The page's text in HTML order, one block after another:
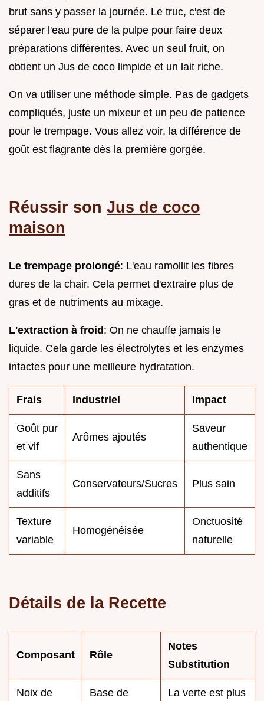
brut sans y passer la journée. Le truc, c'est de
séparer l'eau pure de la pulpe pour faire deux
préparations différentes. Avec un seul fruit, on
obtient un Jus de coco limpide et un lait riche.
On va utiliser une méthode simple. Pas de gadgets
compliqués, juste un mixeur et un peu de patience
pour le trempage. Vous allez voir, la différence de
goût est flagrante dès la première gorgée.
Réussir son Jus de coco
maison
Le trempage prolongé: L'eau ramollit les fibres
dures de la chair. Cela permet d'extraire plus de
gras et de nutriments au mixage.
L'extraction à froid: On ne chauffe jamais le
liquide. Cela garde les électrolytes et les enzymes
intactes pour une meilleure hydratation.
Frais Industriel Impact
Goût pur
et vif
Arômes ajoutés
Saveur
authentique
Sans
additifs
Conservateurs/Sucres Plus sain
Texture
variable
Homogénéisée
Onctuosité
naturelle
Détails de la Recette
Composant Rôle
Notes
Substitution
Noix de Base de La verte est plus